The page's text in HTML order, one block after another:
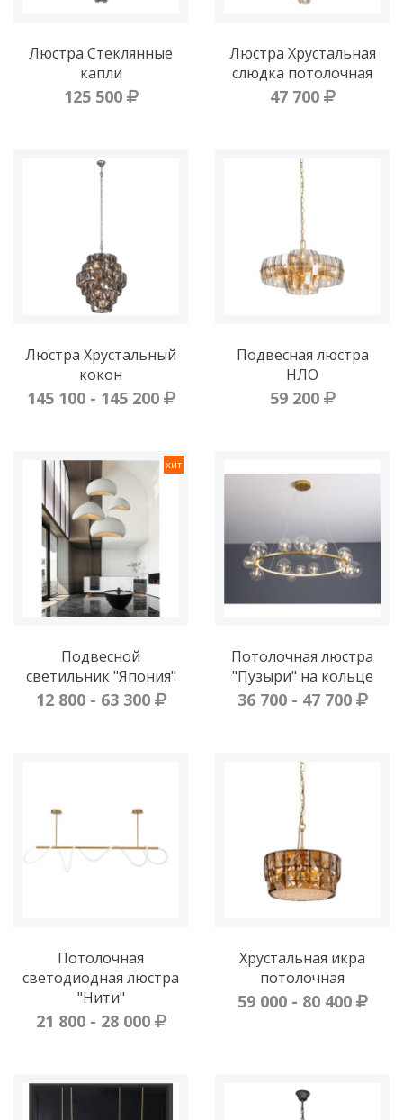
Люстра Стеклянные
капли
125 500
Люстра Хрустальная
слюдка потолочная
47 700
Люстра Хрустальный
кокон
145 100 - 145 200
Подвесная люстра
НЛО
59 200
хит
Подвесной
светильник "Япония"
12 800 - 63 300
Потолочная люстра
"Пузыри" на кольце
36 700 - 47 700
Потолочная
светодиодная люстра
"Нити"
21 800 - 28 000
Хрустальная икра
потолочная
59 000 - 80 400